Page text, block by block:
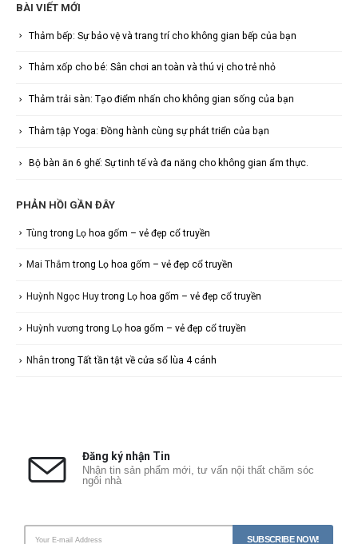
BÀI VIẾT MỚI
Thảm bếp: Sự bảo vệ và trang trí cho không gian bếp của bạn
Thảm xốp cho bé: Sân chơi an toàn và thú vị cho trẻ nhỏ
Thảm trải sàn: Tạo điểm nhấn cho không gian sống của bạn
Thảm tập Yoga: Đồng hành cùng sự phát triển của bạn
Bộ bàn ăn 6 ghế: Sự tinh tế và đa năng cho không gian ẩm thực.
PHẢN HỒI GẦN ĐÂY
Tùng trong Lọ hoa gốm – vẻ đẹp cổ truyền
Mai Thắm trong Lọ hoa gốm – vẻ đẹp cổ truyền
Huỳnh Ngọc Huytrong Lọ hoa gốm – vẻ đẹp cổ truyền
Huỳnh vương trong Lọ hoa gốm – vẻ đẹp cổ truyền
Nhân trong Tất tần tật về cửa sổ lùa 4 cánh
Đăng ký nhận Tin
Nhận tin sản phẩm mới, tư vấn nội thất chăm sóc
ngôi nhà